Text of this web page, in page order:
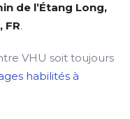
de l’Étang Long,
FR.
VHU soit toujours
habilités à